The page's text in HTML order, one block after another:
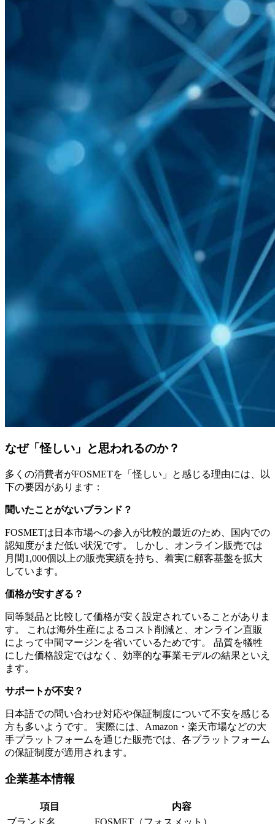
なぜ「怪しい」と思われるのか？
多くの消費者がFOSMETを「怪しい」と感じる理由には、以
下の要因があります：
聞いたことがないブランド？
FOSMETは日本市場への参入が比較的最近のため、国内での
認知度がまだ低い状況です。 しかし、オンライン販売では
月間1,000個以上の販売実績を持ち、着実に顧客基盤を拡大
しています。
価格が安すぎる？
同等製品と比較して価格が安く設定されていることがありま
す。 これは海外生産によるコスト削減と、オンライン直販
によって中間マージンを省いているためです。 品質を犠牲
にした価格設定ではなく、効率的な事業モデルの結果といえ
ます。
サポートが不安？
日本語での問い合わせ対応や保証制度について不安を感じる
方も多いようです。 実際には、Amazon・楽天市場などの大
手プラットフォームを通じた販売では、各プラットフォーム
の保証制度が適用されます。
企業基本情報
項目
内容
ブランド名
FOSMET（フォスメット）